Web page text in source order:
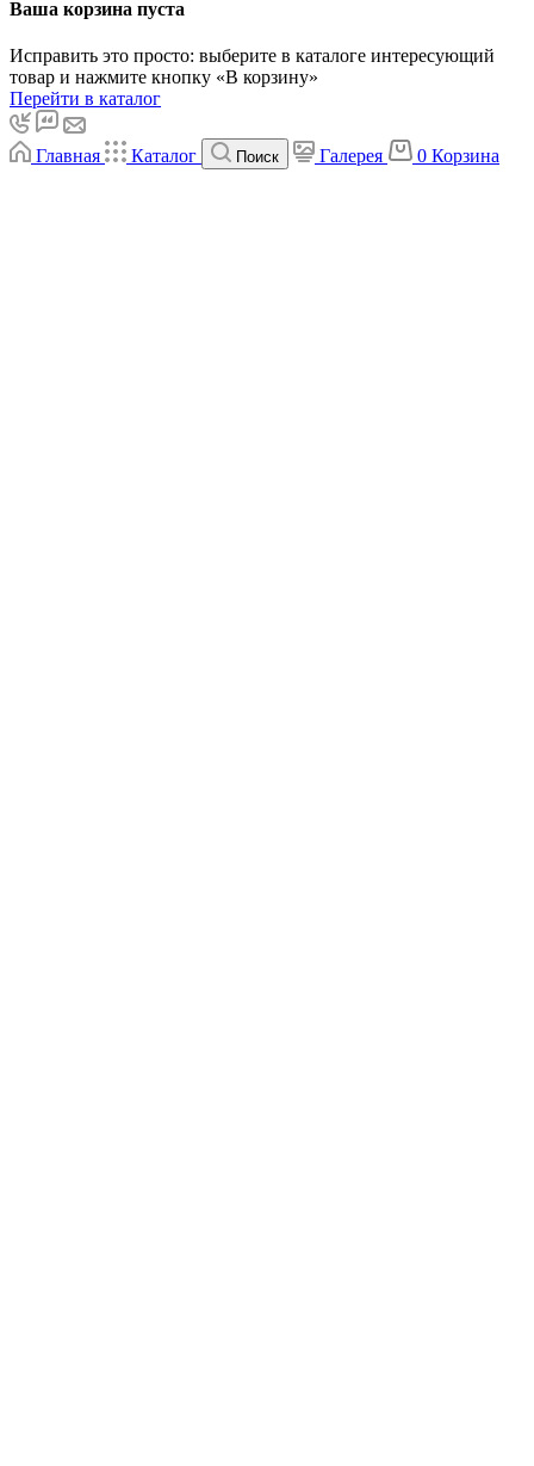
Ваша корзина пуста
Исправить это просто: выберите в каталоге интересующий
товар и нажмите кнопку «В корзину»
Перейти в каталог
Главная Каталог Поиск Галерея 0 Корзина